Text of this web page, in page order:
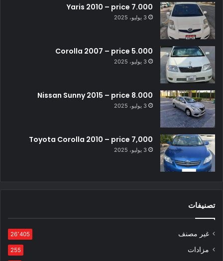
Yaris 2010 – price 7.000
3 يوليو، 2025
Corolla 2007 – price 5.000
3 يوليو، 2025
Nissan Sunny 2015 – price 8.000
3 يوليو، 2025
Toyota Corolla 2010 – price 7,000
3 يوليو، 2025
تصنيفات
غير مصنف 26٬405
مزادات 255